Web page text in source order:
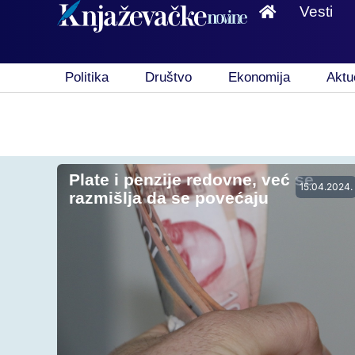
Vesti
Politika Društvo Ekonomija
15.04.2024.
Plate i penzije redovne, već se
razmišlja da se povećaju